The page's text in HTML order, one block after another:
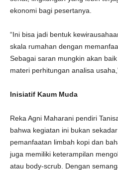
ekonomi bagi pesertanya.
“Ini bisa jadi bentuk
skala rumahan dengan
Sebagai saran mungkin akan
materi perhitungan analisa
Inisiatif Kaum Muda
Reka Agni Maharani pendiri
bahwa kegiatan ini bukan
pemanfaatan limbah kopi dan
juga memiliki keterampilan
atau body-scrub. Dengan